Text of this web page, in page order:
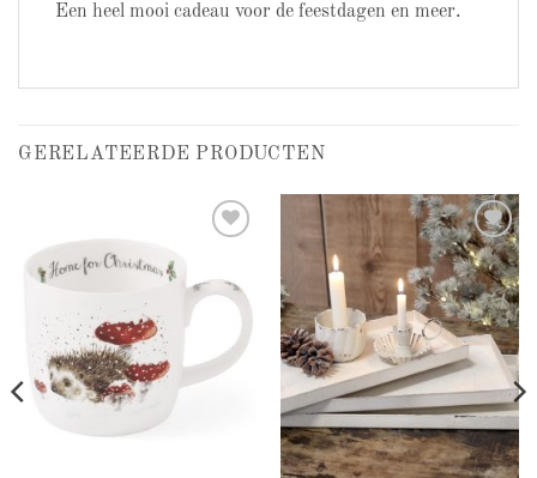
Een heel mooi cadeau voor de feestdagen en meer.
GERELATEERDE PRODUCTEN
Add to
wishlist